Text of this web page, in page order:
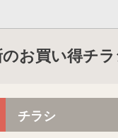
お買い得チ
チラシ